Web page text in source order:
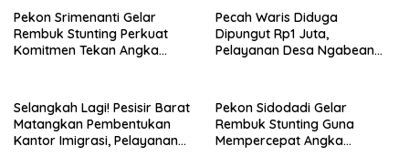
Pekon Srimenanti Gelar
Rembuk Stunting Perkuat
Komitmen Tekan Angka
Pecah Waris Diduga
Dipungut Rp1 Juta,
Pelayanan Desa Ngabean
Selangkah Lagi! Pesisir Barat
Matangkan Pembentukan
Kantor Imigrasi, Pelayanan
Pekon Sidodadi Gelar
Rembuk Stunting Guna
Mempercepat Angka